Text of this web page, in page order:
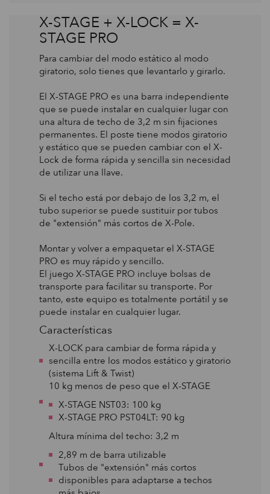
X-STAGE + X-LOCK = X-
STAGE PRO
Para cambiar del modo estático al modo
giratorio, solo tienes que levantarlo y girarlo.
El X-STAGE PRO es una barra independiente
que se puede instalar en cualquier lugar con
una altura de techo de 3,2 m sin fijaciones
permanentes. El poste tiene modos giratorio
y estático que se pueden cambiar con el X-
Lock de forma rápida y sencilla sin necesidad
de utilizar una llave.
Si el techo está por debajo de los 3,2 m, el
tubo superior se puede sustituir por tubos
de "extensión" más cortos de X-Pole.
Montar y volver a empaquetar el X-STAGE
PRO es muy rápido y sencillo.
El juego X-STAGE PRO incluye bolsas de
transporte para facilitar su transporte. Por
tanto, este equipo es totalmente portátil y se
puede instalar en cualquier lugar.
Características
X-LOCK para cambiar de forma rápida y
sencilla entre los modos estático y giratorio
(sistema Lift & Twist)
10 kg menos de peso que el X-STAGE
X-STAGE NST03: 100 kg
X-STAGE PRO PST04LT: 90 kg
Altura mínima del techo: 3,2 m
2,89 m de barra utilizable
Tubos de "extensión" más cortos
disponibles para adaptarse a techos